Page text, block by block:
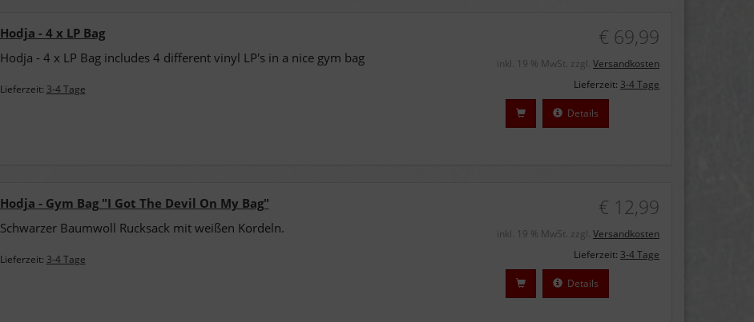
Hodja - 4 x LP Bag
Hodja - 4 x LP Bag includes 4 different vinyl LP's in a nice gym bag
Lieferzeit: 3-4 Tage
€ 69,99
inkl. 19 % MwSt. zzgl. Versandkosten
Lieferzeit: 3-4 Tage
Details
Hodja - Gym Bag "I Got The Devil On My Bag"
Schwarzer Baumwoll Rucksack mit weißen Kordeln.
Lieferzeit: 3-4 Tage
€ 12,99
inkl. 19 % MwSt. zzgl. Versandkosten
Lieferzeit: 3-4 Tage
Details